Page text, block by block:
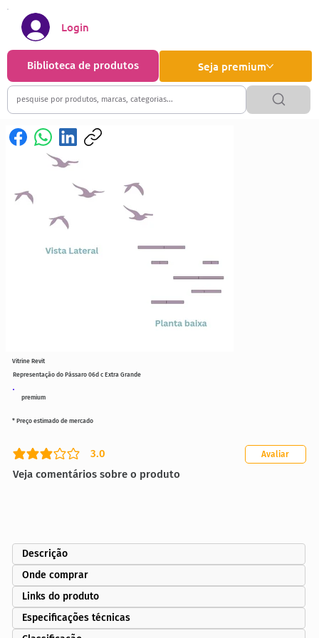
Seja premium
Biblioteca de produtos
Login
premium
Representação do Pássaro 06d c Extra Grande
3.0
classificação média é 3 de 5
Veja comentários sobre o produto
Avaliar
* Preço estimado de mercado
Vitrine Revit
Descrição
Onde comprar
Links do produto
Especificações técnicas